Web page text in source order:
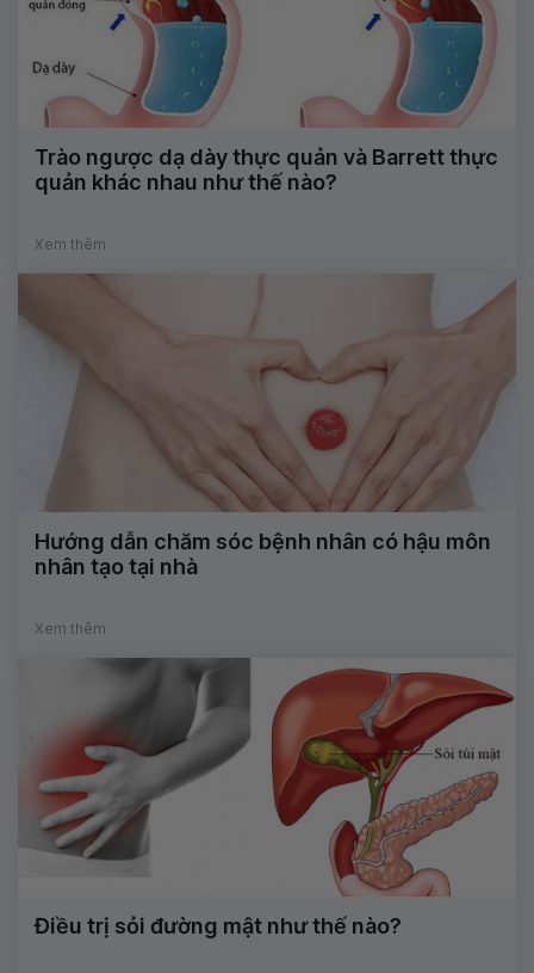
Trào ngược dạ dày thực quản và Barrett thực
quản khác nhau như thế nào?
Xem thêm
Hướng dẫn chăm sóc bệnh nhân có hậu môn
nhân tạo tại nhà
Xem thêm
Điều trị sỏi đường mật như thế nào?